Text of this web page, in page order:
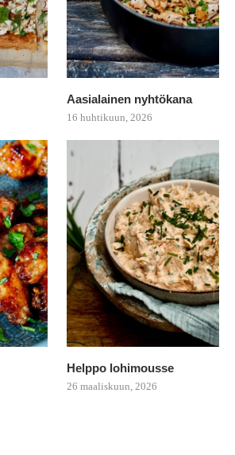
Aasialainen nyhtökana
16 huhtikuun, 2026
Helppo lohimousse
26 maaliskuun, 2026